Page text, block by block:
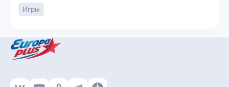
Игры